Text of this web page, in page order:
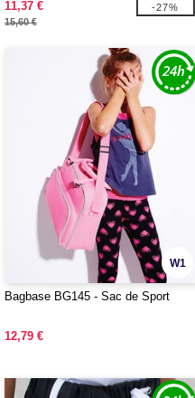
11,37 €
15,60 €
-27%
W1
Bagbase BG145 - Sac de Sport
12,79 €